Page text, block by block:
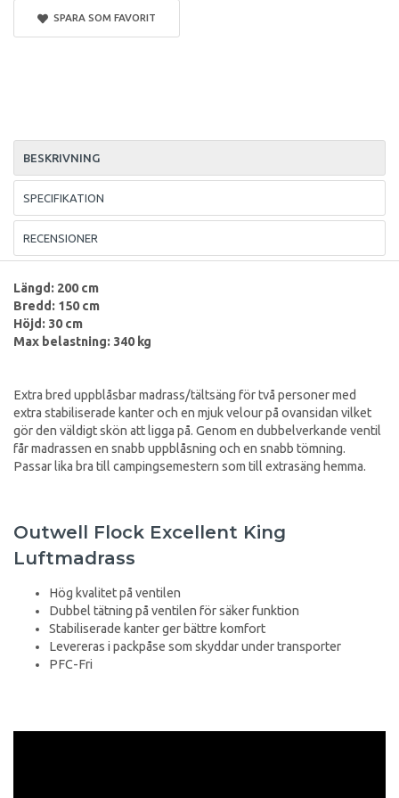
SPARA SOM FAVORIT
BESKRIVNING
SPECIFIKATION
RECENSIONER
Längd: 200 cm
Bredd: 150 cm
Höjd: 30 cm
Max belastning: 340 kg
Extra bred uppblåsbar madrass/tältsäng för två personer med
extra stabiliserade kanter och en mjuk velour på ovansidan vilket
gör den väldigt skön att ligga på. Genom en dubbelverkande ventil
får madrassen en snabb uppblåsning och en snabb tömning.
Passar lika bra till campingsemestern som till extrasäng hemma.
Outwell Flock Excellent King
Luftmadrass
Hög kvalitet på ventilen
Dubbel tätning på ventilen för säker funktion
Stabiliserade kanter ger bättre komfort
Levereras i packpåse som skyddar under transporter
PFC-Fri